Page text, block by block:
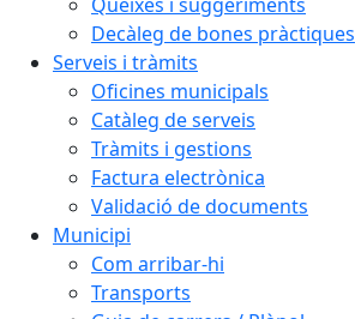
Decàleg de bones pràctiques
Serveis i tràmits
Oficines municipals
Catàleg de serveis
Tràmits i gestions
Factura electrònica
Validació de documents
Municipi
Com arribar-hi
Transports